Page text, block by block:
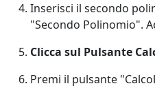
Inserisci il secondo
"Secondo Polinomio".
Clicca sul Pulsante
Premi il pulsante